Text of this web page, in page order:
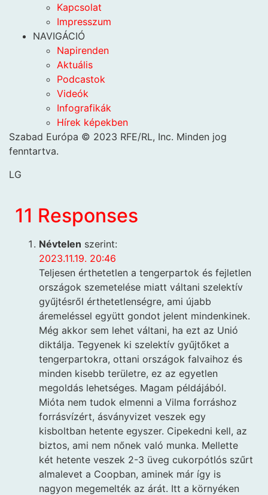
Kapcsolat
Impresszum
NAVIGÁCIÓ
Napirenden
Aktuális
Podcastok
Videók
Infografikák
Hírek képekben
Szabad Európa © 2023 RFE/RL, Inc. Minden jog
fenntartva.
LG
11 Responses
Névtelen szerint:
2023.11.19. 20:46
Teljesen érthetetlen a tengerpartok és fejletlen
országok szemetelése miatt váltani szelektív
gyűjtésről érthetetlenségre, ami újabb
áremeléssel együtt gondot jelent mindenkinek.
Még akkor sem lehet váltani, ha ezt az Unió
diktálja. Tegyenek ki szelektív gyűjtőket a
tengerpartokra, ottani országok falvaihoz és
minden kisebb területre, ez az egyetlen
megoldás lehetséges. Magam példájából.
Mióta nem tudok elmenni a Vilma forráshoz
forrásvízért, ásványvizet veszek egy
kisboltban hetente egyszer. Cipekedni kell, az
biztos, ami nem nőnek való munka. Mellette
két hetente veszek 2-3 üveg cukorpótlós szűrt
almalevet a Coopban, aminek már így is
nagyon megemelték az árát. Itt a környéken